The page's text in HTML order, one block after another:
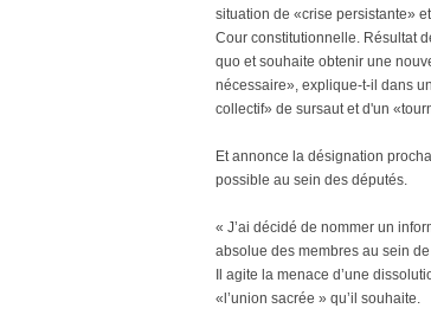
situation de «crise persistante»
Cour constitutionnelle. Résultat
quo et souhaite obtenir une
nécessaire», explique-t-il dans
collectif» de sursaut et d'un
Et annonce la désignation
possible au sein des députés.
« J’ai décidé de nommer un
absolue des membres au sein
Il agite la menace d’une
«l’union sacrée » qu’il souhaite.